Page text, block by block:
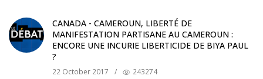
CANADA - CAMEROUN, LIBERTÉ DE
MANIFESTATION PARTISANE AU CAMEROUN :
ENCORE UNE INCURIE LIBERTICIDE DE BIYA PAUL
?
22 October 2017 / 243274